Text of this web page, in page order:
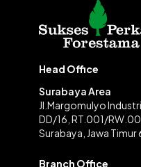
Head Office
Surabaya Area
Jl.Margomulyo
DD/16, RT.001/
Surabaya, Jawa Timur
Branch Office